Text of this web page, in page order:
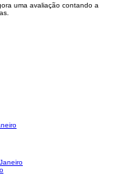
uma avaliação contando a